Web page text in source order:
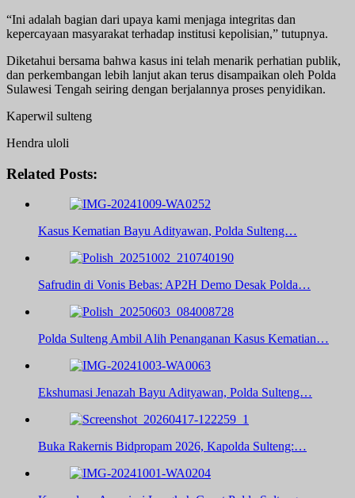
“Ini adalah bagian dari upaya kami menjaga integritas dan
kepercayaan masyarakat terhadap institusi kepolisian,” tutupnya.
Diketahui bersama bahwa kasus ini telah menarik perhatian publik,
dan perkembangan lebih lanjut akan terus disampaikan oleh Polda
Sulawesi Tengah seiring dengan berjalannya proses penyidikan.
Kaperwil sulteng
Hendra uloli
Related Posts:
Kasus Kematian Bayu Adityawan, Polda Sulteng…
Safrudin di Vonis Bebas: AP2H Demo Desak Polda…
Polda Sulteng Ambil Alih Penanganan Kasus Kematian…
Ekshumasi Jenazah Bayu Adityawan, Polda Sulteng…
Buka Rakernis Bidpropam 2026, Kapolda Sulteng:…